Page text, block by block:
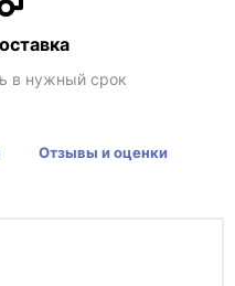
в нужный срок
Отзывы и оценки